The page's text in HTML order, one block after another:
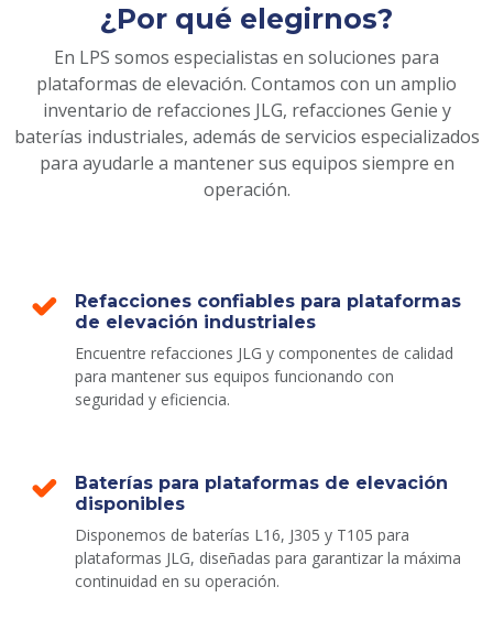
¿Por qué elegirnos?
En LPS somos especialistas en soluciones para
plataformas de elevación. Contamos con un amplio
inventario de refacciones JLG, refacciones Genie y
baterías industriales, además de servicios especializados
para ayudarle a mantener sus equipos siempre en
operación.
Refacciones confiables para plataformas
de elevación industriales
Encuentre refacciones JLG y componentes de calidad
para mantener sus equipos funcionando con
seguridad y eficiencia.
Baterías para plataformas de elevación
disponibles
Disponemos de baterías L16, J305 y T105 para
plataformas JLG, diseñadas para garantizar la máxima
continuidad en su operación.